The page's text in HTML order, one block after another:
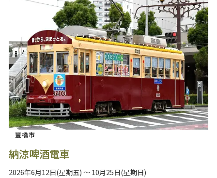
豐橋市
納涼啤酒電車
2026年6月12日(星期五) ～ 10月25日(星期日)